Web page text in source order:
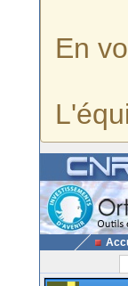
En